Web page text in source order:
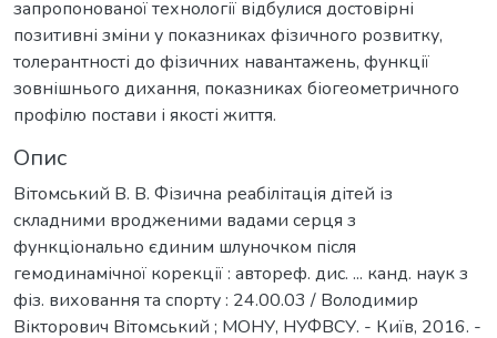
запропонованої технології відбулися достовірні
позитивні зміни у показниках фізичного розвитку,
толерантності до фізичних навантажень, функції
зовнішнього дихання, показниках біогеометричного
профілю постави і якості життя.
Опис
Вітомський В. В. Фізична реабілітація дітей із
складними вродженими вадами серця з
функціонально єдиним шлуночком після
гемодинамічної корекції : автореф. дис. ... канд. наук з
фіз. виховання та спорту : 24.00.03 / Володимир
Вікторович Вітомський ; МОНУ, НУФВСУ. - Київ, 2016. -